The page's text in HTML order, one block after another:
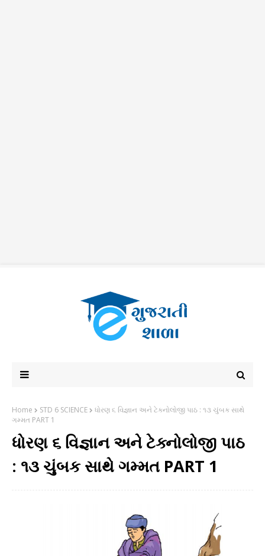
Home STD 6 SCIENCE
ધોરણ ૬ વિજ્ઞાન અને ટેક્નોલોજી પાઠ : ૧૩ ચુંબક સાથે
ગમ્મત PART 1
ધોરણ ૬ વિજ્ઞાન અને ટેક્નોલોજી પાઠ
: ૧૩ ચુંબક સાથે ગમ્મત PART 1